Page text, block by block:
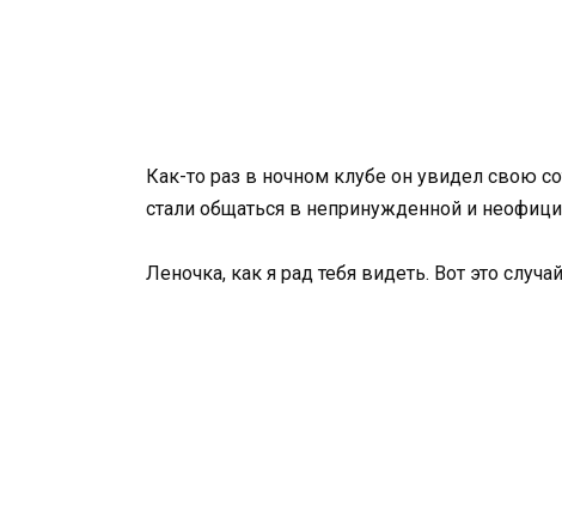
Как-то раз в ночном клубе он увидел свою
стали общаться в непринужденной и
Леночка, как я рад тебя видеть. Вот это